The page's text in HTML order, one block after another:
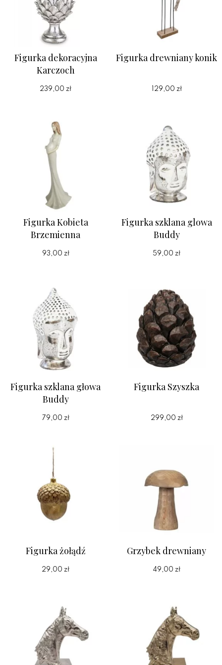
Figurka dekoracyjna
Karczoch
239,00 zł
Figurka drewniany konik
129,00 zł
Figurka Kobieta
Brzemienna
93,00 zł
Figurka szklana glowa
Buddy
59,00 zł
Figurka szklana głowa
Buddy
79,00 zł
Figurka Szyszka
299,00 zł
Figurka żołądź
29,00 zł
Grzybek drewniany
49,00 zł